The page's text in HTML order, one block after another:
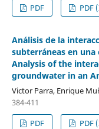
PDF PDF
Análisis de la
subterráneas en una
Analysis of the
groundwater in an
Victor Parra, Enrique
384-411
PDF
PDF